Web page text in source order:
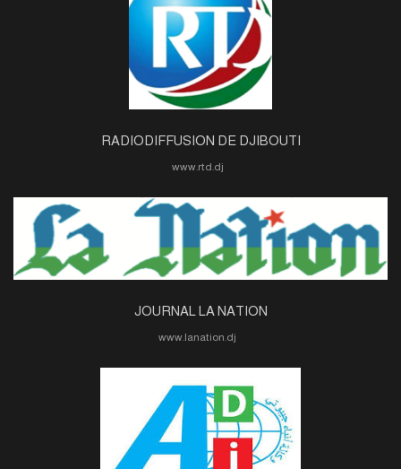
RADIODIFFUSION DE DJIBOUTI
JOURNAL LA NATION